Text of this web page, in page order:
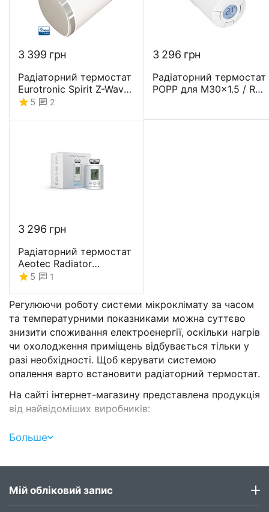
Регулюючи роботу системи мікроклімату за часом
та температурними показниками можна суттєво
знизити споживання електроенергії, оскільки нагрів
чи охолодження приміщень відбувається тільки у
разі необхідності. Щоб керувати системою
опалення варто встановити радіаторний термостат.
На сайті інтернет-магазину представлена продукція
від найвідоміших виробників:
Danfoss;
Больше
3 399 грн
Радіаторний термостат
Eurotronic Spirit Z-Wave
Plus - EURESPIRIT
5 2
3 296 грн
Радіаторний термостат
POPP для M30x1.5 / RA
3 296 грн
Радіаторний термостат
Aeotec Radiator
Thermostat -
5 1
Мій обліковий запис